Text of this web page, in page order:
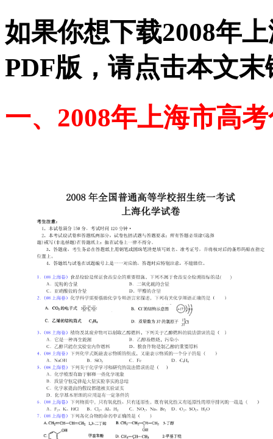
如果你想下载2008年
PDF版，请点击本文末
一、2008年上海市高